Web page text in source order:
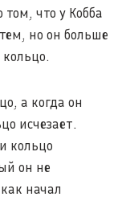
том, что у Кобба
но он больше
а когда он
исчезает.
кольцо
он не
начал